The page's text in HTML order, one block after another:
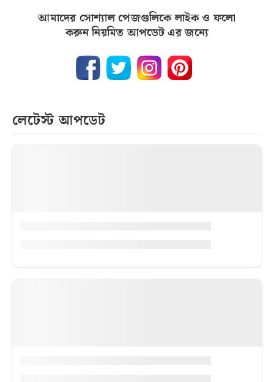
আমাদের সোশ্যাল পেজগুলিকে লাইক ও ফলো
করুন নিয়মিত আপডেট এর জন্যে
লেটেস্ট আপডেট